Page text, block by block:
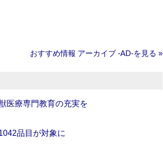
おすすめ情報 アーカイブ ‐AD‐を見る »
医療専門教育の充実を
品目が対象に